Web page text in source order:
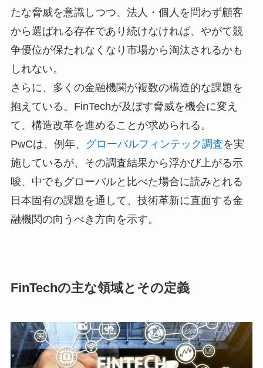
たな脅威を意識しつつ、法人・個人を問わず顧客
から選ばれる存在であり続けなければ、やがて競
争優位が保たれなくなり市場から淘汰されるかも
しれない。
さらに、多くの金融機関が複数の構造的な課題を
抱えている。FinTechが及ぼす脅威を機会に変え
て、構造改革を進めることが求められる。
PwCは、例年、
グローバルフィンテック調査を実
施しているが、その調査結果から浮かび上がる示
唆、中でもグローバルと比べた場合に読みとれる
日本固有の課題を通して、技術革新に直面する金
融機関の向うべき方向を示す。
FinTechの主な領域とその定義